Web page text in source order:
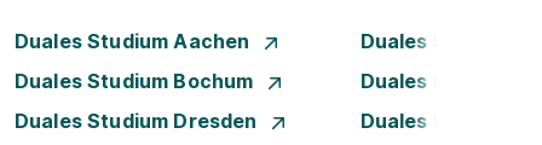
Duales Studium Aachen
Duales Studium
Duales Studium Bochum
Duales Studium
Duales Studium Dresden
Duales Studium